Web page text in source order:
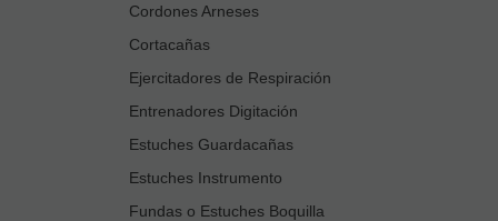
Cordones Arneses
Cortacañas
Ejercitadores de Respiración
Entrenadores Digitación
Estuches Guardacañas
Estuches Instrumento
Fundas o Estuches Boquilla